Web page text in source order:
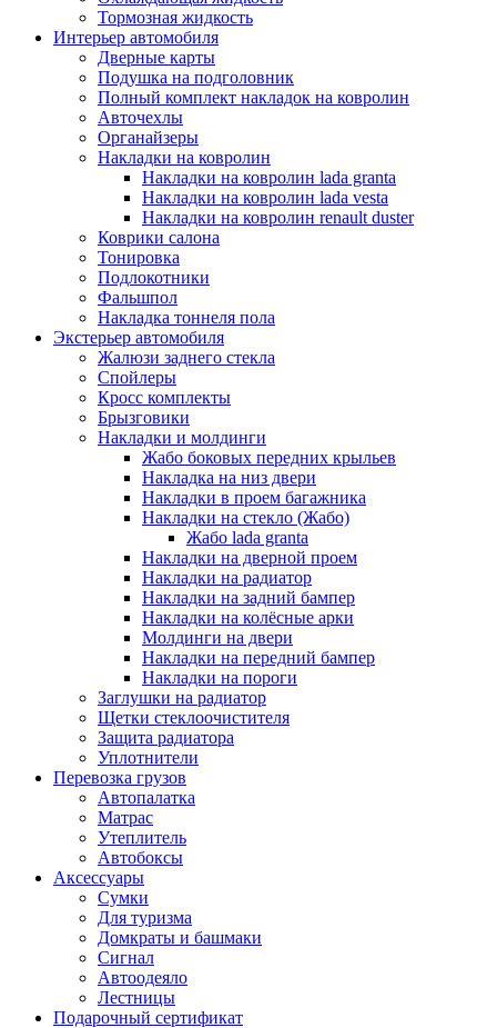
Тормозная жидкость
Интерьер автомобиля
Дверные карты
Подушка на подголовник
Полный комплект накладок на ковролин
Авточехлы
Органайзеры
Накладки на ковролин
Накладки на ковролин lada granta
Накладки на ковролин lada vesta
Накладки на ковролин renault duster
Коврики салона
Тонировка
Подлокотники
Фальшпол
Накладка тоннеля пола
Экстерьер автомобиля
Жалюзи заднего стекла
Спойлеры
Кросс комплекты
Брызговики
Накладки и молдинги
Жабо боковых передних крыльев
Накладка на низ двери
Накладки в проем багажника
Накладки на стекло (Жабо)
Жабо lada granta
Накладки на дверной проем
Накладки на радиатор
Накладки на задний бампер
Накладки на колёсные арки
Молдинги на двери
Накладки на передний бампер
Накладки на пороги
Заглушки на радиатор
Щетки стеклоочистителя
Защита радиатора
Уплотнители
Перевозка грузов
Автопалатка
Матрас
Утеплитель
Автобоксы
Аксессуары
Сумки
Для туризма
Домкраты и башмаки
Сигнал
Автоодеяло
Лестницы
Подарочный сертификат